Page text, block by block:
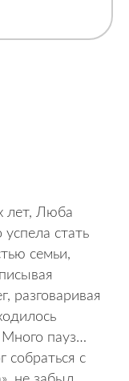
лет, Люба
стать
семьи,
разговаривая
пауз…
собраться с